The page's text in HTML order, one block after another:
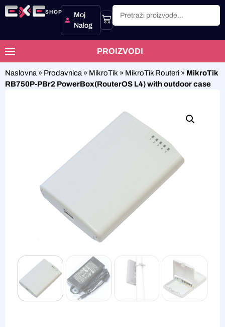
SHOP
Moj
Nalog
PROIZVODI
Naslovna » Prodavnica » MikroTik » MikroTik Routeri » MikroTik
RB750P-PBr2 PowerBox(RouterOS L4) with outdoor case